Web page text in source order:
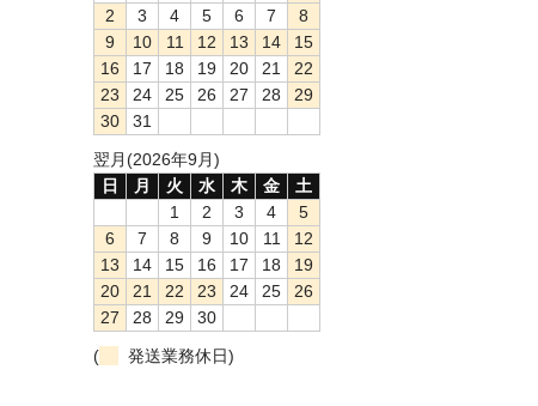
2
3 4 5 6 7
8
9
10 11 12 13 14
15
16
17 18 19 20 21
22
23
24 25 26 27 28
29
30
31
翌月(2026年9月)
日
月 火 水 木 金
土
1
2 3 4
5
6
7 8 9 10 11
12
13
14 15 16 17 18
19
20
21 22 23 24 25
26
27
28 29
30
(
発送業務休日)